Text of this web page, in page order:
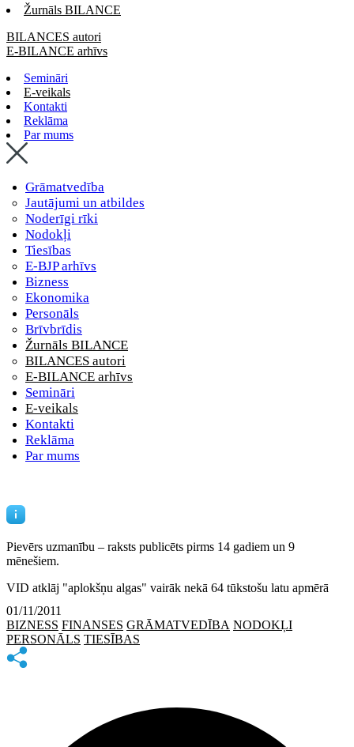
Žurnāls BILANCE
BILANCES autori
E-BILANCE arhīvs
Semināri
E-veikals
Kontakti
Reklāma
Par mums
Grāmatvedība
Jautājumi un atbildes
Noderīgi rīki
Nodokļi
Tiesības
E-BJP arhīvs
Bizness
Ekonomika
Personāls
Brīvbrīdis
Žurnāls BILANCE
BILANCES autori
E-BILANCE arhīvs
Semināri
E-veikals
Kontakti
Reklāma
Par mums
Pievērs uzmanību – raksts publicēts pirms 14 gadiem un 9
mēnešiem.
VID atklāj "aplokšņu algas" vairāk nekā 64 tūkstošu latu apmērā
01/11/2011
BIZNESS FINANSES GRĀMATVEDĪBA NODOKĻI
PERSONĀLS TIESĪBAS